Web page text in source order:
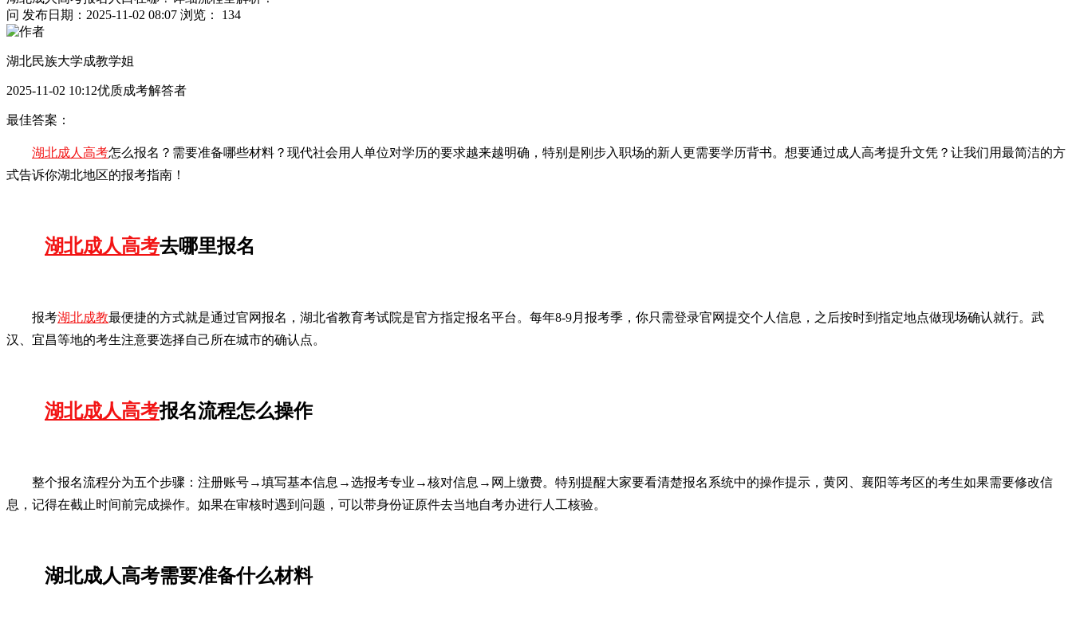
问 发布日期：2025-11-02 08:07 浏览： 134
湖北民族大学成教学姐
2025-11-02 10:12优质成考解答者
最佳答案：
湖北成人高考怎么报名？需要准备哪些材料？现代社会用人单位对学历的要求越来越明确，特别是刚步入职场的新人更需要学历背书。想要通过成人高考提升文凭？让我们用最简洁的方
式告诉你湖北地区的报考指南！
湖北成人高考去哪里报名
报考湖北成教最便捷的方式就是通过官网报名，湖北省教育考试院是官方指定报名平台。每年8-9月报考季，你只需登录官网提交个人信息，之后按时到指定地点做现场确认就行。武
汉、宜昌等地的考生注意要选择自己所在城市的确认点。
湖北成人高考报名流程怎么操作
整个报名流程分为五个步骤：注册账号→填写基本信息→选报考专业→核对信息→网上缴费。特别提醒大家要看清楚报名系统中的操作提示，黄冈、襄阳等考区的考生如果需要修改信
息，记得在截止时间前完成操作。如果在审核时遇到问题，可以带身份证原件去当地自考办进行人工核验。
湖北成人高考需要准备什么材料